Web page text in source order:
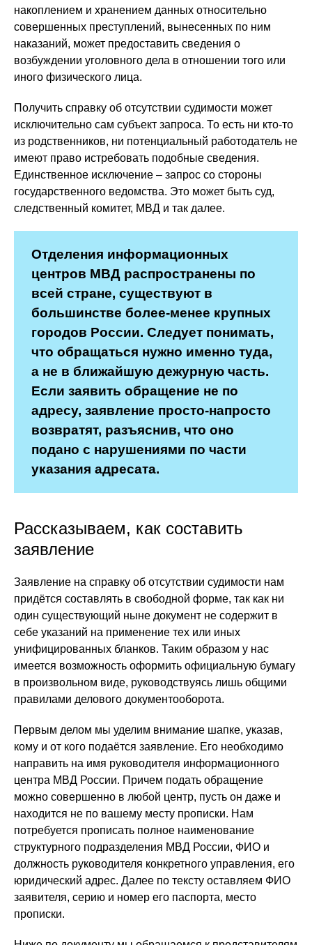
накоплением и хранением данных относительно
совершенных преступлений, вынесенных по ним
наказаний, может предоставить сведения о
возбуждении уголовного дела в отношении того или
иного физического лица.
Получить справку об отсутствии судимости может
исключительно сам субъект запроса. То есть ни кто-то
из родственников, ни потенциальный работодатель не
имеют право истребовать подобные сведения.
Единственное исключение – запрос со стороны
государственного ведомства. Это может быть суд,
следственный комитет, МВД и так далее.
Отделения информационных
центров МВД распространены по
всей стране, существуют в
большинстве более-менее крупных
городов России. Следует понимать,
что обращаться нужно именно туда,
а не в ближайшую дежурную часть.
Если заявить обращение не по
адресу, заявление просто-напросто
возвратят, разъяснив, что оно
подано с нарушениями по части
указания адресата.
Рассказываем, как составить
заявление
Заявление на справку об отсутствии судимости нам
придётся составлять в свободной форме, так как ни
один существующий ныне документ не содержит в
себе указаний на применение тех или иных
унифицированных бланков. Таким образом у нас
имеется возможность оформить официальную бумагу
в произвольном виде, руководствуясь лишь общими
правилами делового документооборота.
Первым делом мы уделим внимание шапке, указав,
кому и от кого подаётся заявление. Его необходимо
направить на имя руководителя информационного
центра МВД России. Причем подать обращение
можно совершенно в любой центр, пусть он даже и
находится не по вашему месту прописки. Нам
потребуется прописать полное наименование
структурного подразделения МВД России, ФИО и
должность руководителя конкретного управления, его
юридический адрес. Далее по тексту оставляем ФИО
заявителя, серию и номер его паспорта, место
прописки.